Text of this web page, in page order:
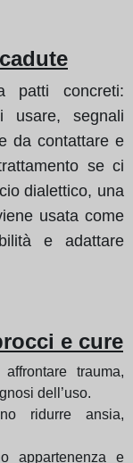
patti concreti:
usare, segnali
da contattare e
se ci
dialettico, una
usata come
e adattare
e cure
trauma,
dell’uso.
ridurre ansia,
appartenenza e